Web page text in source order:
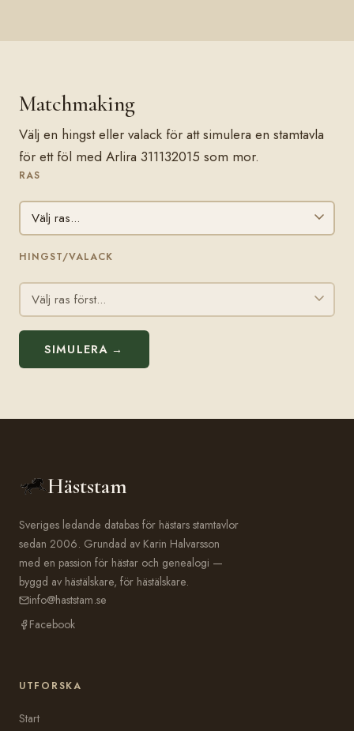
Matchmaking
Välj en hingst eller valack för att simulera en stamtavla
för ett föl med Arlira 311132015 som mor.
RAS
HINGST/VALACK
SIMULERA →
Häststam
Sveriges ledande databas för hästars stamtavlor
sedan 2006. Grundad av Karin Halvarsson
med en passion för hästar och genealogi —
byggd av hästälskare, för hästälskare.
info@haststam.se
Facebook
UTFORSKA
Start